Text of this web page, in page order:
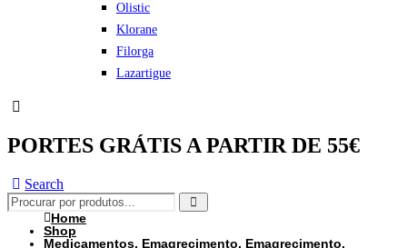
Olistic
Klorane
Filorga
Lazartigue
PORTES GRÁTIS A PARTIR DE 55€
Search
Home
Shop
Medicamentos, Emagrecimento, Emagrecimento,